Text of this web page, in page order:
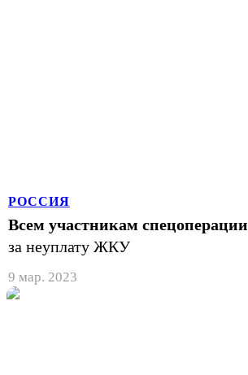
РОССИЯ
Всем участникам спецоперации
за неуплату ЖКУ
9 мар. 2023